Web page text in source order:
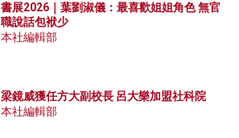
書展2026｜葉劉淑儀：最喜歡姐姐角色 無官
職說話包袱少
本社編輯部
梁鏡威獲任方大副校長 呂大樂加盟社科院
本社編輯部